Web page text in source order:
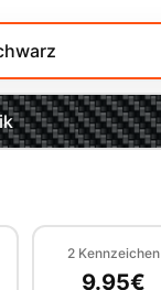
2 Kennzeichen
9.95€